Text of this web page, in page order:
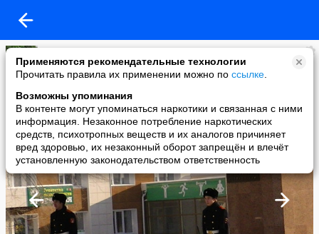
Применяются рекомендательные технологии
Прочитать правила их применении можно по ссылке
Возможны упоминания
В контенте могут упоминаться наркотики и связанная с ними
информация. Незаконное потребление наркотических
средств, психотропных веществ и их аналогов причиняет
вред здоровью, их незаконный оборот запрещён и влечёт
установленную законодательством ответственность
Олег Иванов
added a photo
10 Nov в 16:34